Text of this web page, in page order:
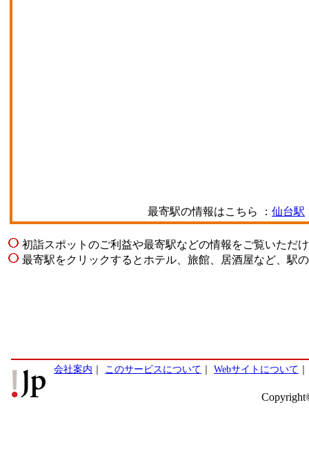
最寄駅の情報はこちら ： 仙台駅
初詣スポットのご利益や最寄駅などの情報をご覧いただ
最寄駅をクリックするとホテル、旅館、居酒屋など、駅
会社案内 このサービスについて Webサイトについて